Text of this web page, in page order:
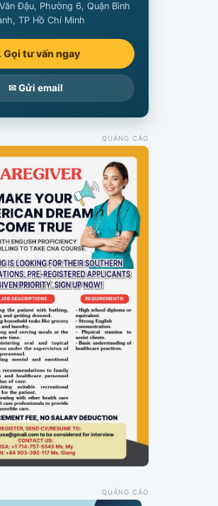
Đậu, Phường 6, Quận Bình
TP Hồ Chí Minh
Gọi tư vấn ngay
✉ Gửi email
QUẢNG CÁO
QUẢNG CÁO